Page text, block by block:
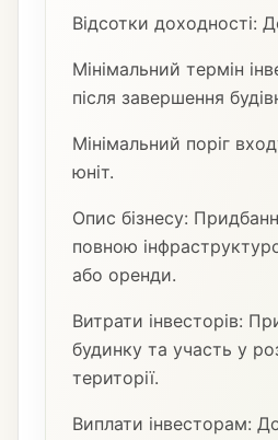
Відсотки доходності:
Мінімальний термін
після завершення
Мінімальний поріг
юніт.
Опис бізнесу:
повною
або оренди.
Витрати інвесторів:
будинку та участь у
території.
Виплати інвесторам: